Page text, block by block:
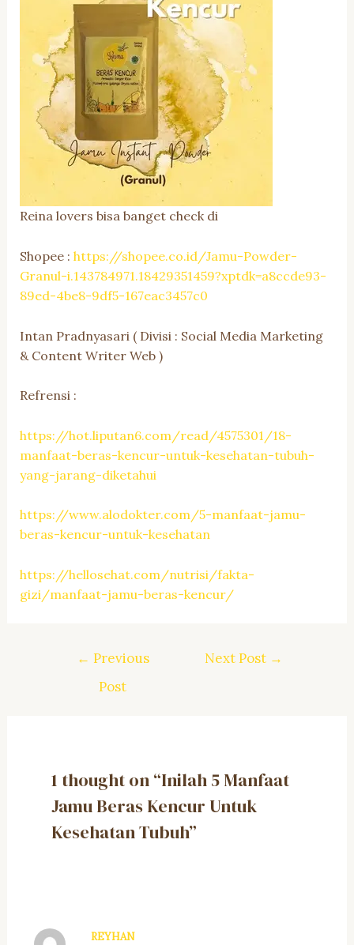
Reina lovers bisa banget check di
Shopee : https://shopee.co.id/Jamu-Powder-
Granul-i.143784971.18429351459?xptdk=a8ccde93-
89ed-4be8-9df5-167eac3457c0
Intan Pradnyasari ( Divisi : Social Media Marketing
& Content Writer Web )
Refrensi :
https://hot.liputan6.com/read/4575301/18-
manfaat-beras-kencur-untuk-kesehatan-tubuh-
yang-jarang-diketahui
https://www.alodokter.com/5-manfaat-jamu-
beras-kencur-untuk-kesehatan
https://hellosehat.com/nutrisi/fakta-
gizi/manfaat-jamu-beras-kencur/
← Previous
Post
Next Post →
1 thought on “Inilah 5 Manfaat
Jamu Beras Kencur Untuk
Kesehatan Tubuh”
REYHAN